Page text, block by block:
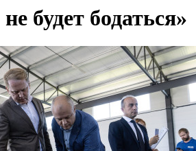
будет бодаться»